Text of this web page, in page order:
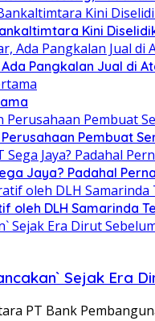
Kini
Pangkalan Jual di
Pembuat
Jaya? Padahal
oleh DLH Samarinda
Sejak Era
PT Bank